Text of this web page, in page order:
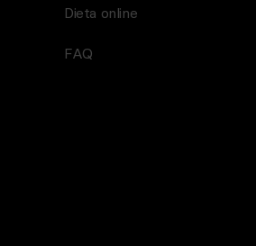
Dieta online
FAQ